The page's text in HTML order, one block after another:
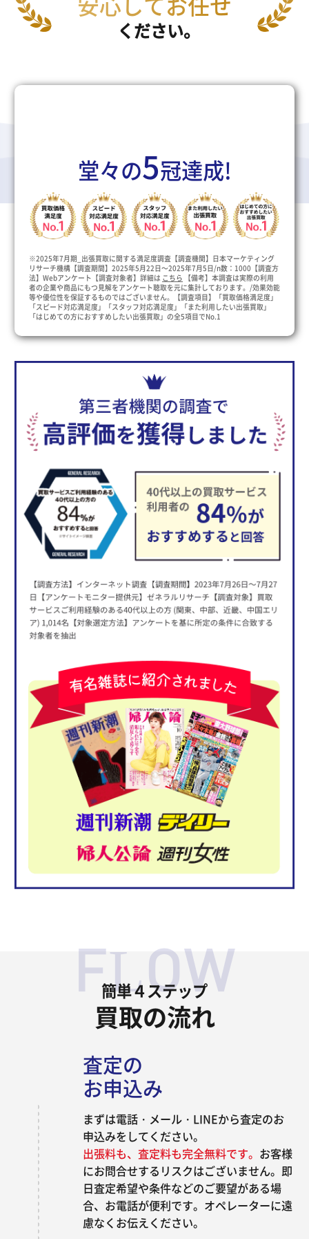
堂々の5冠達成!
※2025年7月期_出張買取に関する満足度調査【調査機関】日本マーケティング
リサーチ機構【調査期間】2025年5月22日～2025年7月5日/n数：1000【調査方
者の企業や商品にもつ見解をアンケート聴取を元に集計しております。/効果効能
等や優位性を保証するものではございません。【調査項目】「買取価格満足度」
「スピード対応満足度」「スタッフ対応満足度」「また利用したい出張買取」
「はじめての方におすすめしたい出張買取」の全5項目でNo.1
査定の
お申込み
まずは電話・メール・LINEから査定のお
出張料も、査定料も完全無料です。
にお問合せするリスクはございません。即
日査定希望や条件などのご要望がある場
合、お電話が便利です。オペレーターに遠
慮なくお伝えください。
出張査定の
実施
お客様のご自宅まで査定員がお伺いをいた